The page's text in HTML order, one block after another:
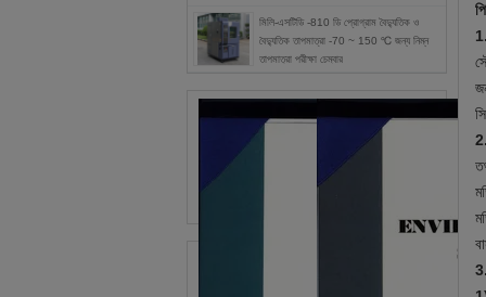
মিলি-এসটিডি -810 ডি প্রোগ্রাম বৈদ্যুতিক ও
বৈদ্যুতিক তাপমাত্রা -70 ~ 150 ℃ জন্য নিম্ন
তাপমাত্রা পরীক্ষা চেম্বার